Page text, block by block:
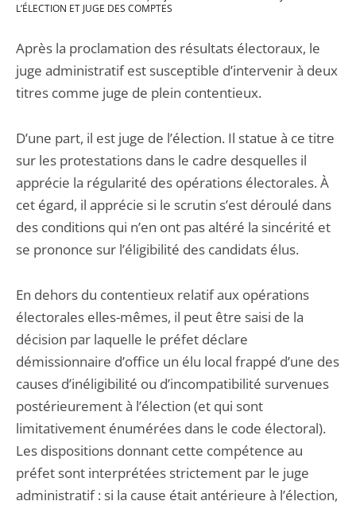
L’ÉLECTION ET JUGE DES COMPTES
Après la proclamation des résultats électoraux, le
juge administratif est susceptible d’intervenir à deux
titres comme juge de plein contentieux.
D’une part, il est juge de l’élection. Il statue à ce titre
sur les protestations dans le cadre desquelles il
apprécie la régularité des opérations électorales. À
cet égard, il apprécie si le scrutin s’est déroulé dans
des conditions qui n’en ont pas altéré la sincérité et
se prononce sur l’éligibilité des candidats élus.
En dehors du contentieux relatif aux opérations
électorales elles-mêmes, il peut être saisi de la
décision par laquelle le préfet déclare
démissionnaire d’office un élu local frappé d’une des
causes d’inéligibilité ou d’incompatibilité survenues
postérieurement à l’élection (et qui sont
limitativement énumérées dans le code électoral).
Les dispositions donnant cette compétence au
préfet sont interprétées strictement par le juge
administratif : si la cause était antérieure à l’élection,